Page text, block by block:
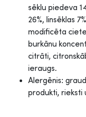
sēklu piedeva
26%, linsēklas
modificēta
burkānu
citrāti,
ieraugs.
Alergēnis:
produkti, rieksti